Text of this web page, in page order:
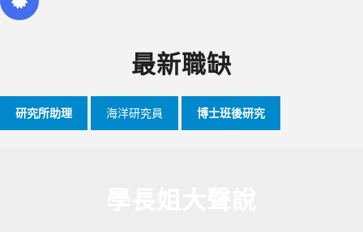
最新職缺
研究所助理 海洋研究員 博士班後研究